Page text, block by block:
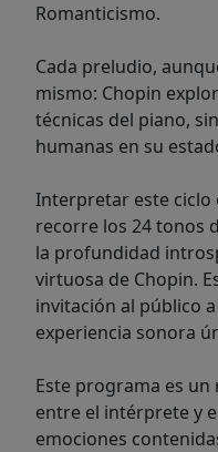
Romanticismo.
Cada preludio,
mismo: Chopin
técnicas del piano,
humanas en su
Interpretar este ciclo
recorre los 24 tonos
la profundidad
virtuosa de Chopin.
invitación al público
experiencia sonora
Este programa es
entre el intérprete y
emociones